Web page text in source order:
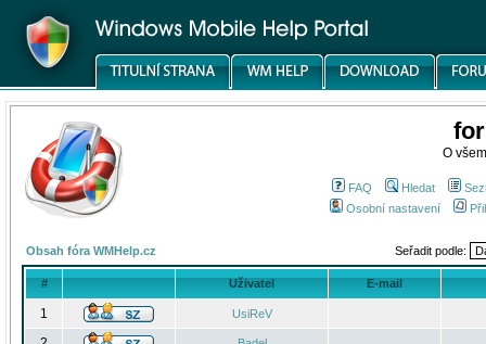
O
FAQ Hledat
Osobní nastavení
Obsah fóra WMHelp.cz Seřadit podle:
# Uživatel E-mail
1 UsiReV